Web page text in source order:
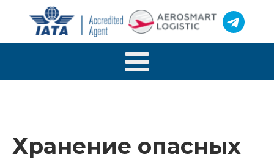
Хранение опасных